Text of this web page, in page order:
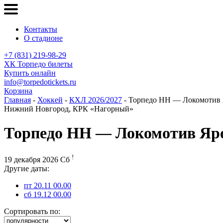
Контакты
О стадионе
+7 (831) 219-98-29
ХК Торпедо билеты
Купить онлайн
info@torpedotickets.ru
Корзина
Главная - Хоккей - КХЛ 2026/2027 - Торпедо НН — Локомотив
Нижний Новгород, КРК «Нагорный»
Торпедо НН — Локомотив
19 декабря 2026 Сб !
Другие даты:
пт 20.11 00.00
сб 19.12 00.00
Сортировать по: